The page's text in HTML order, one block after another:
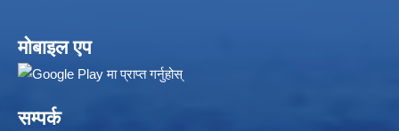
मोबाइल एप
सम्पर्क